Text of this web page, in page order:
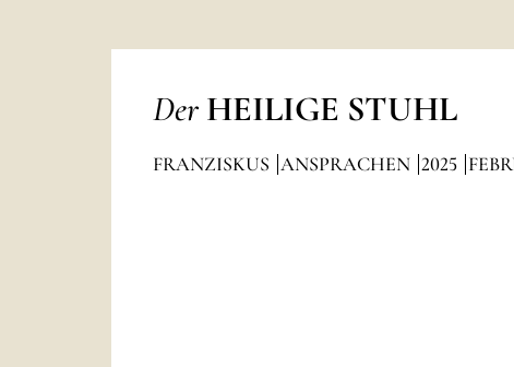
Der HEILIGE STUHL
FRANZISKUS ANSPRACHEN 2025